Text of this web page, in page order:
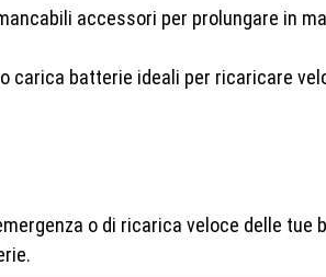
accessori per prolungare in
carica batterie ideali per ricaricare
o di ricarica veloce delle tue